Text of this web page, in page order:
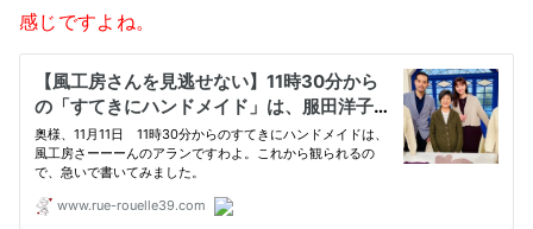
感じですよね。